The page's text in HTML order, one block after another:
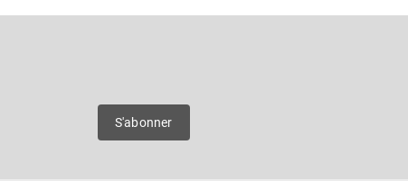
t
S'abonner